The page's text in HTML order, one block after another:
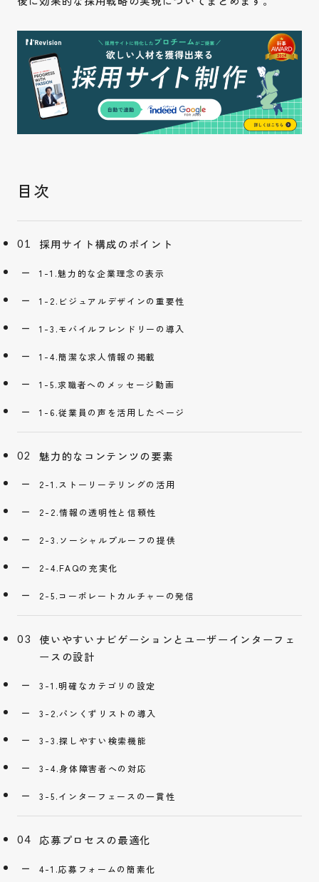
採用サイト構成のポイント
1-1.魅力的な企業理念の表示
1-2.ビジュアルデザインの重要性
1-3.モバイルフレンドリーの導入
1-4.簡潔な求人情報の掲載
1-5.求職者へのメッセージ動画
1-6.従業員の声を活用したページ
魅力的なコンテンツの要素
2-1.ストーリーテリングの活用
2-2.情報の透明性と信頼性
2-3.ソーシャルプルーフの提供
2-4.FAQの充実化
2-5.コーポレートカルチャーの発信
使いやすいナビゲーションとユーザーインターフェ
ースの設計
3-1.明確なカテゴリの設定
3-2.パンくずリストの導入
3-3.探しやすい検索機能
3-4.身体障害者への対応
3-5.インターフェースの一貫性
応募プロセスの最適化
4-1.応募フォームの簡素化